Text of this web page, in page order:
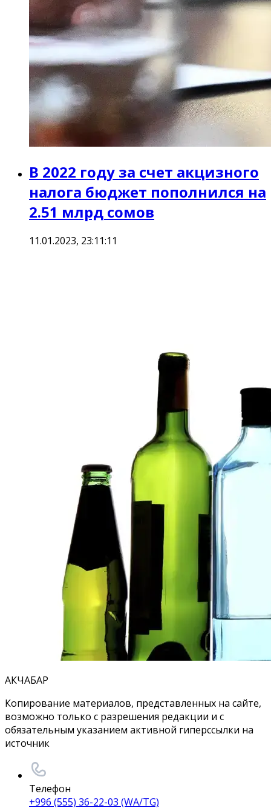
В 2022 году за счет акцизного
налога бюджет пополнился на
2.51 млрд сомов
11.01.2023, 23:11:11
АКЧАБАР
Копирование материалов, представленных на сайте,
возможно только с разрешения редакции и с
обязательным указанием активной гиперссылки на
источник
Телефон
+996 (555) 36-22-03 (WA/TG)